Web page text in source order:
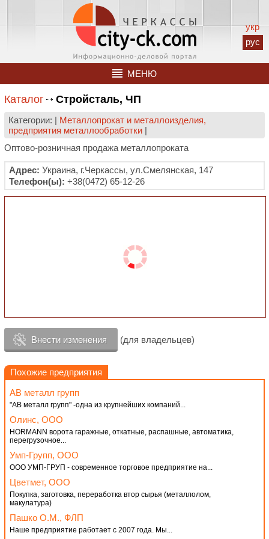
укр
рус
МЕНЮ
Каталог Стройсталь, ЧП
Категории: | Металлопрокат и металлоизделия,
предприятия металлообработки |
Оптово-розничная продажа металлопроката
Адрес: Украина, г.Черкассы, ул.Смелянская, 147
Телефон(ы): +38(0472) 65-12-26
Внести изменения (для владельцев)
Похожие предприятия
АВ металл групп
"АВ металл групп" -одна из крупнейших компаний...
Олинс, ООО
HORMANN ворота гаражные, откатные, распашные, автоматика,
перегрузочное...
Умп-Групп, ООО
ООО УМП-ГРУП - современное торговое предприятие на...
Цветмет, ООО
Покупка, заготовка, переработка втор сырья (металлолом,
макулатура)
Пашко О.М., ФЛП
Наше предприятие работает с 2007 года. Мы...